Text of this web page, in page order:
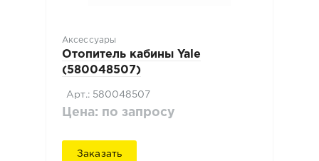
Аксессуары
Отопитель кабины Yale
(580048507)
Арт.: 580048507
Цена: по запросу
Заказать